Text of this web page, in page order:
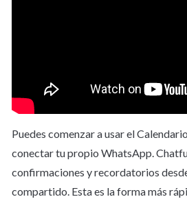
Opción 1: Usar el número
Chatfuel (configuración
Puedes comenzar a usar el
conectar tu propio WhatsApp.
confirmaciones y recordatorios
compartido. Esta es la forma más